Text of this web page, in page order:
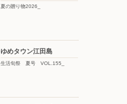
夏の贈り物2026_
ゆめタウン江田島
生活旬祭 夏号 VOL.155_